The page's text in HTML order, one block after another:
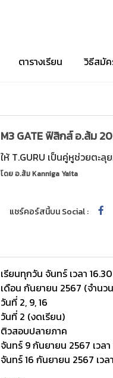
ตารางเรียน วิธีสมัค
M3 GATE ฟิสิกส์ อ.ส้ม
ให้ T.GURU เป็นคู่หูช่วยตะ
โดยอ.ส้ม Kanniga Yaita
แชร์คอร์สนี้บน Social :
เรียนทุกวัน จันทร์ เวลา
เดือน กันยายน 2567 (จำนว
วันที่ 2, 9, 16
วันที่ 2 (งดเรียน)
ติวสอบปลายภาค
จันทร์ 9 กันยายน 2567 เวล
จันทร์ 16 กันยายน 2567 เว